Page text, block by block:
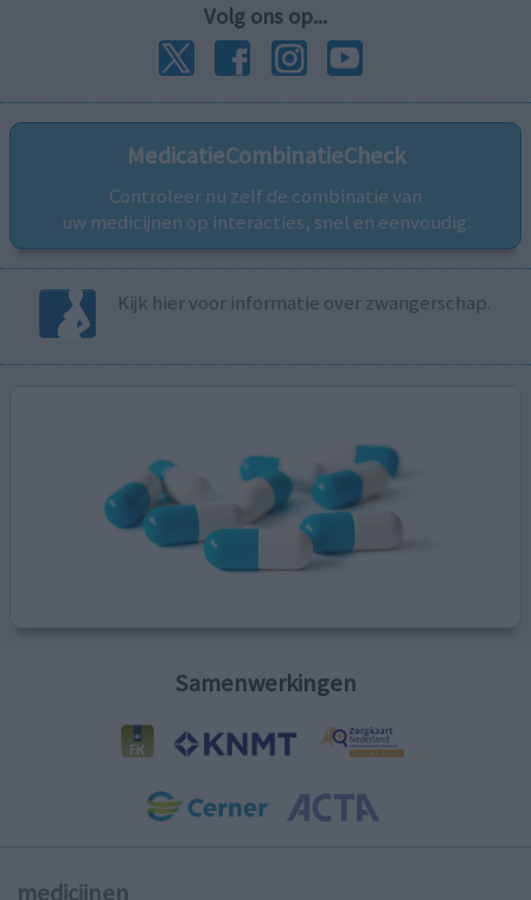
Volg ons op...
MedicatieCombinatieCheck
Controleer nu zelf de combinatie van
uw medicijnen op interacties, snel en eenvoudig.
Kijk hier voor informatie over zwangerschap.
Samenwerkingen
medicijnen